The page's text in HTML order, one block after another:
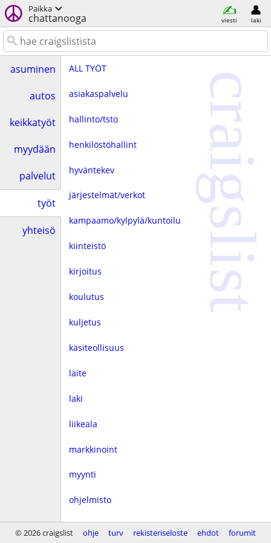
Paikka
chattanooga viesti laki
asuminen
autos
keikkatyöt
myydään
palvelut
työt
yhteisö
ALL TYÖT
asiakaspalvelu
hallinto/tsto
henkilöstöhallint
hyväntekev
järjestelmät/verkot
kampaamo/kylpylä/kuntoilu
kiinteistö
kirjoitus
koulutus
kuljetus
käsiteollisuus
laite
laki
liikeala
markkinoint
myynti
ohjelmisto
rahoitus
craigslist
© 2026 craigslist ohje turv rekisteriseloste ehdot forumit